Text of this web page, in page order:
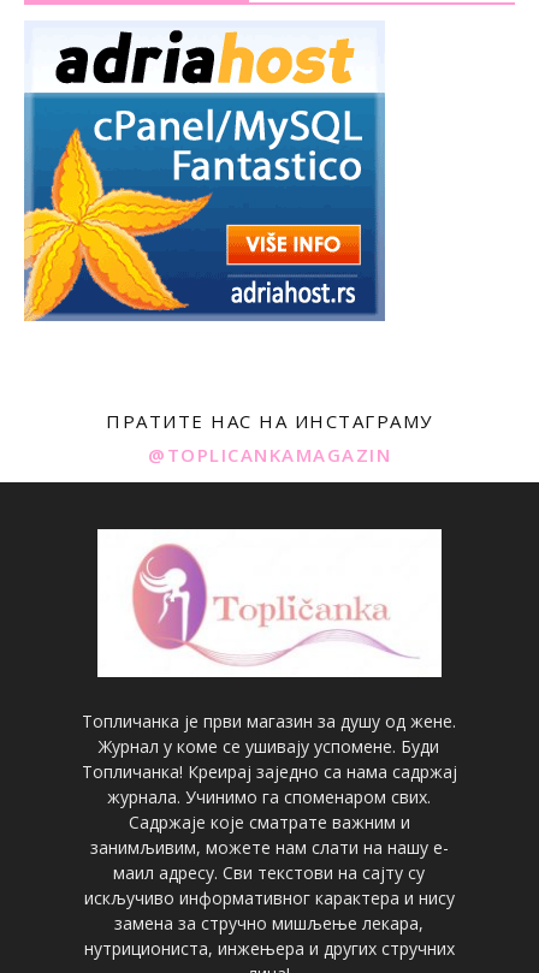
ПРАТИТЕ НАС НА ИНСТАГРАМУ
@TOPLICANKAMAGAZIN
Топличанка је први магазин за душу од жене.
Журнал у коме се ушивају успомене. Буди
Топличанка! Креирај заједно са нама садржај
журнала. Учинимо га споменаром свих.
Садржаје које сматрате важним и
занимљивим, можете нам слати на нашу е-
маил адресу. Сви текстови на сајту су
искључиво информативног карактера и нису
замена за стручно мишљење лекара,
нутрициониста, инжењера и других стручних